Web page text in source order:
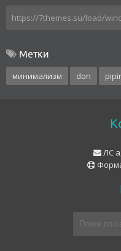
Метки
минимализм don
ЛС